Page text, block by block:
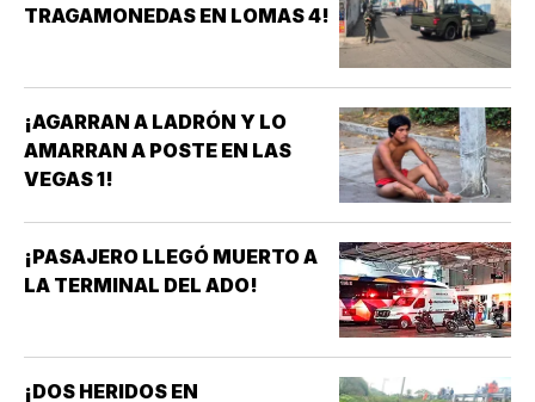
TRAGAMONEDAS EN LOMAS 4!
¡AGARRAN A LADRÓN Y LO
AMARRAN A POSTE EN LAS
VEGAS 1!
¡PASAJERO LLEGÓ MUERTO A
LA TERMINAL DEL ADO!
¡DOS HERIDOS EN